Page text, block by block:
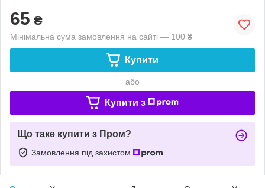
65 ₴
Мінімальна сума замовлення на сайті — 100 ₴
Купити
або
Купити з
Що таке купити з Пром?
Замовлення під захистом